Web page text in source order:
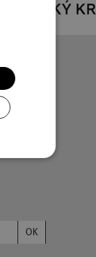
OK